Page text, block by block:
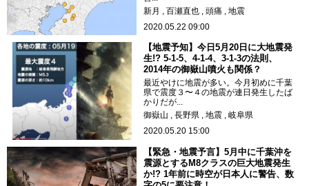
新月
百瀬直也 頭痛
地震
2020.05.22 09:00
【地震予知】今日5月20日に大地震発
生!? 5-1-5、4-1-4、3-1-3の法則、
2014年の御嶽山噴火も関係？
最近やけに地震が多い。今月初めに千葉
県で震度３〜４の地震が連日発生したば
かりだが...
御嶽山
長野県 地震
岐阜県
2020.05.20 15:00
【緊急・地震予言】5月中に千葉沖を
震源とするM8クラスの巨大地震発生
か!? 1年前に時空が日本人に警告、数